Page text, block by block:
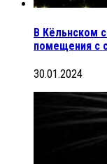
В Кёльнском
помещения с
30.01.2024